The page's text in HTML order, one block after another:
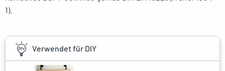
1).
Verwendet für DIY